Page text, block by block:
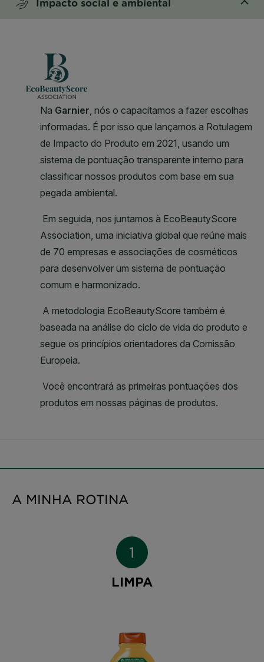
A MINHA ROTINA
LIMPA